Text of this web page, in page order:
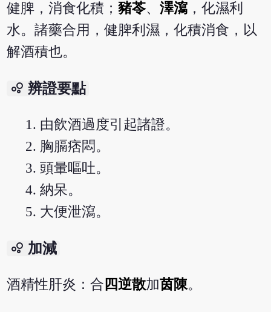
健脾，消食化積；豬苓、澤瀉 ，化濕利
水。諸藥合用，健脾利濕，化積消食，以
解酒積也。
bubble_chart 辨證要點
由飲酒過度引起諸證。
胸膈痞悶。
頭暈嘔吐。
納呆。
大便泄瀉。
bubble_chart 加減
酒精性肝炎：合 四逆散加茵陳。